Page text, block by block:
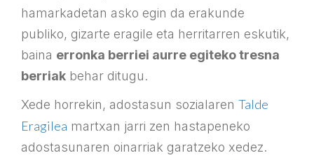
hamarkadetan asko egin da erakunde
publiko, gizarte eragile eta herritarren eskutik,
baina erronka berriei aurre egiteko tresna
berriak behar ditugu.
Xede horrekin, adostasun sozialaren Talde
Eragilea martxan jarri zen hastapeneko
adostasunaren oinarriak garatzeko xedez.